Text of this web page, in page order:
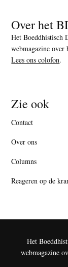
Over het
Het Boeddhistisch
webmagazine over
Lees ons colofon.
Zie ook
Contact
Over ons
Columns
Reageren op de
Het
webmagazine